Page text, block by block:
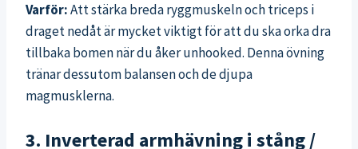
Varför:Att stärka breda ryggmuskeln och triceps i
draget nedåt är mycket viktigt för att du ska orka dra
tillbaka bomen när du åker unhooked. Denna övning
tränar dessutom balansen och de djupa
magmusklerna.
3. Inverterad armhävning i stång /